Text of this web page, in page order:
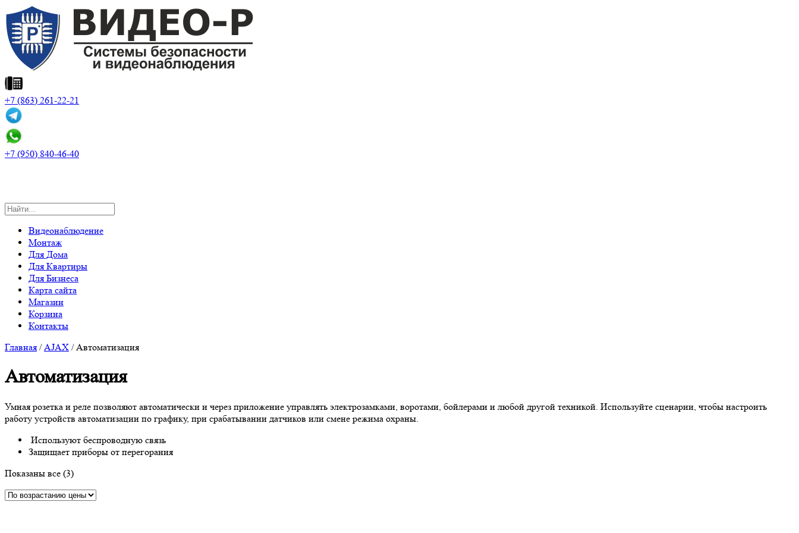
+7 (863) 261-22-21
+7 (950) 840-46-40
Поиск
Видеонаблюдение
Монтаж
Для Дома
Для Квартиры
Для Бизнеса
Карта сайта
Магазин
Корзина
Контакты
Главная /AJAX / Автоматизация
Автоматизация
Умная розетка и реле позволяют автоматически и через приложение управлять электрозамками, воротами, бойлерами и любой другой техникой. Используйте сценарии, чтобы настроить
работу устройств автоматизации по графику, при срабатывании датчиков или смене режима охраны.
Используют беспроводную связь
Защищает приборы от перегорания
Показаны все (3)Цены:
возрастанию